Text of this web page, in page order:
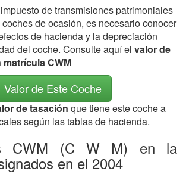
de transmisiones patrimoniales
de ocasión, es necesario conocer
de hacienda y la depreciación
del coche. Consulte aquí el valor de
CWM
Valor de Este Coche
de tasación que tiene este coche a
según las tablas de hacienda.
CWM (C W M) en la
en el 2004